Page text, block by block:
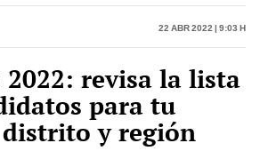
22 Abr 2022 | 9:03 h
2022: revisa la lista
para tu
y región